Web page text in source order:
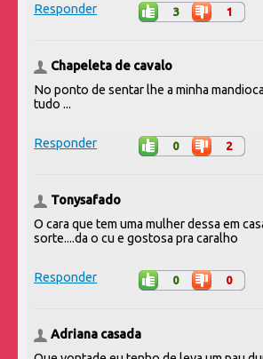
Responder 3 1
Chapeleta de cavalo
No ponto de sentar lhe a minha
tudo ...
Responder 0 2
Tonysafado
O cara que tem uma mulher dessa em
sorte....da o cu e gostosa pra caralho
Responder 0 0
Adriana casada